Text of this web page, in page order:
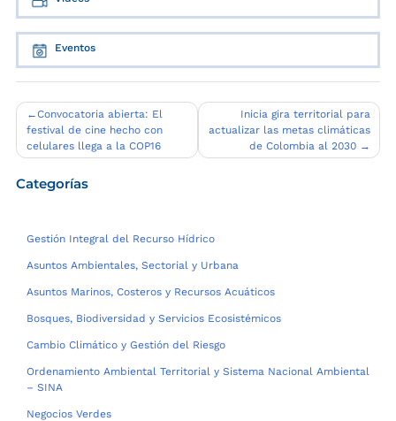
Eventos
Navegación
de
entradas
Convocatoria abierta: El
festival de cine hecho con
celulares llega a la COP16
Inicia gira territorial para
actualizar las metas climáticas
de Colombia al 2030
Categorías
Gestión Integral del Recurso Hídrico
Asuntos Ambientales, Sectorial y Urbana
Asuntos Marinos, Costeros y Recursos Acuáticos
Bosques, Biodiversidad y Servicios Ecosistémicos
Cambio Climático y Gestión del Riesgo
Ordenamiento Ambiental Territorial y Sistema Nacional Ambiental
– SINA
Negocios Verdes